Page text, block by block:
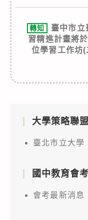
轉知
臺中市立
習精進計畫將
位學習工作坊(
大學策略聯
臺北市立大學
國中教育會
會考最新消息